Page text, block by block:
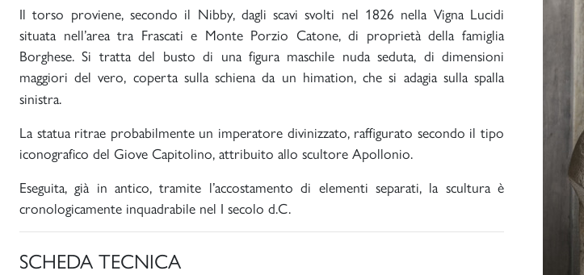
Il torso proviene, secondo il Nibby, dagli scavi svolti nel 1826 nella Vigna Lucidi
situata nell’area tra Frascati e Monte Porzio Catone, di proprietà della famiglia
Borghese. Si tratta del busto di una figura maschile nuda seduta, di dimensioni
maggiori del vero, coperta sulla schiena da un himation, che si adagia sulla spalla
sinistra.
La statua ritrae probabilmente un imperatore divinizzato, raffigurato secondo il tipo
iconografico del Giove Capitolino, attribuito allo scultore Apollonio.
Eseguita, già in antico, tramite l’accostamento di elementi separati, la scultura è
cronologicamente inquadrabile nel I secolo d.C.
SCHEDA TECNICA